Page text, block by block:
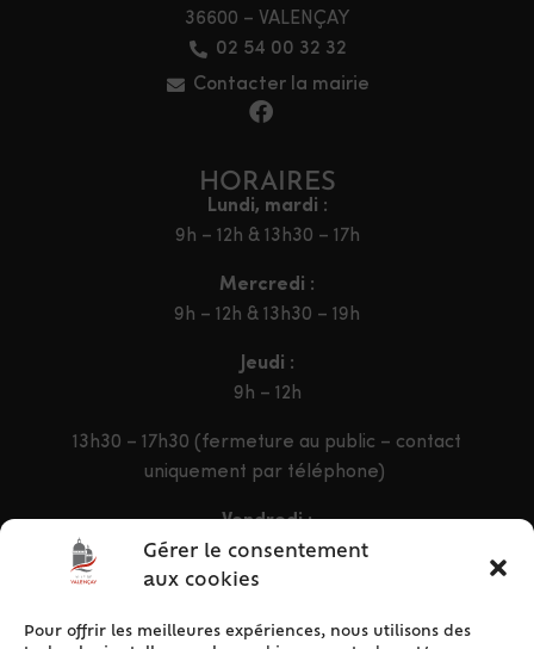
Gérer le consentement
aux cookies
Pour offrir les meilleures expériences, nous utilisons des
36600 – VALENÇAY
02 54 00 32 32
Contacter la mairie
HORAIRES
Lundi, mardi :
9h – 12h & 13h30 – 17h
Mercredi :
9h – 12h & 13h30 – 19h
Jeudi :
9h – 12h
13h30 – 17h30 (fermeture au public – contact
uniquement par téléphone)
Vendredi :
9h – 12h & 13h30 – 16h30